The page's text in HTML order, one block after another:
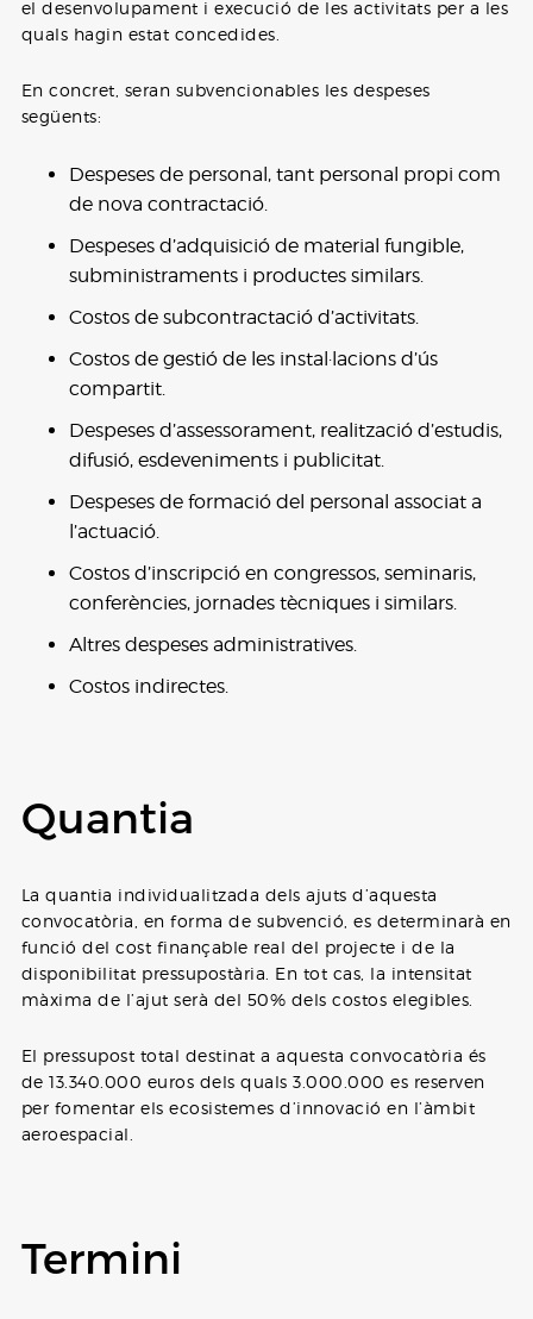
el desenvolupament i execució de les activitats per a les
quals hagin estat concedides.
En concret, seran subvencionables les despeses
següents:
Despeses de personal, tant personal propi com
de nova contractació.
Despeses d’adquisició de material fungible,
subministraments i productes similars.
Costos de subcontractació d’activitats.
Costos de gestió de les instal·lacions d’ús
compartit.
Despeses d’assessorament, realització d’estudis,
difusió, esdeveniments i publicitat.
Despeses de formació del personal associat a
l’actuació.
Costos d’inscripció en congressos, seminaris,
conferències, jornades tècniques i similars.
Altres despeses administratives.
Costos indirectes.
Quantia
La quantia individualitzada dels ajuts d’aquesta
convocatòria, en forma de subvenció, es determinarà en
funció del cost finançable real del projecte i de la
disponibilitat pressupostària. En tot cas, la intensitat
màxima de l’ajut serà del 50% dels costos elegibles.
El pressupost total destinat a aquesta convocatòria és
de 13.340.000 euros dels quals 3.000.000 es reserven
per fomentar els ecosistemes d’innovació en l’àmbit
aeroespacial.
Termini